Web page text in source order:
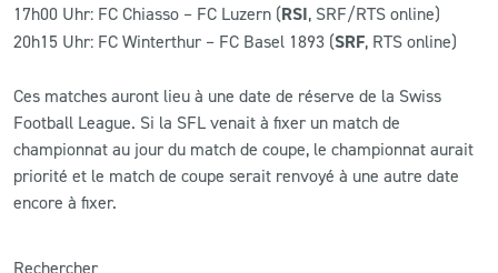
17h00 Uhr: FC Chiasso – FC Luzern (RSI, SRF/RTS online)
20h15 Uhr: FC Winterthur – FC Basel 1893 (SRF, RTS online)
Ces matches auront lieu à une date de réserve de la Swiss
Football League. Si la SFL venait à fixer un match de
championnat au jour du match de coupe, le championnat aurait
priorité et le match de coupe serait renvoyé à une autre date
encore à fixer.
Rechercher